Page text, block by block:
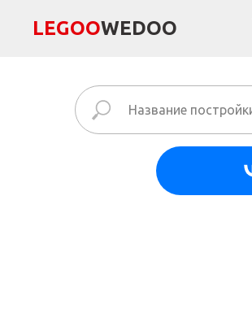
LEGООWEDОО